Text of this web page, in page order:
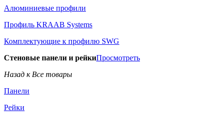
Алюминиевые профили
Профиль KRAAB Systems
Комплектующие к профилю SWG
Стеновые панели и рейкиПросмотреть
Назад к Все товары
Панели
Рейки